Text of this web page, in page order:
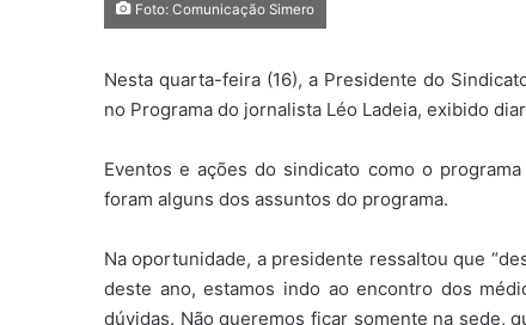
Foto: Comunicação Simero
Nesta quarta-feira (16), a Presidente do
no Programa do jornalista Léo Ladeia, exibido
Eventos e ações do sindicato como o
foram alguns dos assuntos do programa.
Na oportunidade, a presidente ressaltou que
deste ano, estamos indo ao encontro dos
dúvidas. Não queremos ficar somente na sede,